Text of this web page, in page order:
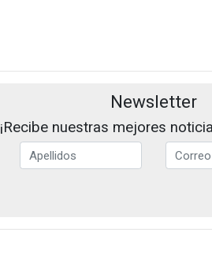
Newsletter
¡Recibe nuestras mejores